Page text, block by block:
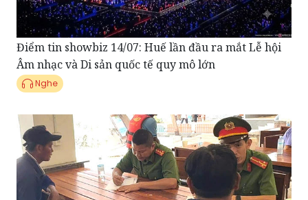
Điểm tin showbiz 14/07: Huế lần đầu ra mắt Lễ hội
Âm nhạc và Di sản quốc tế quy mô lớn
Nghe